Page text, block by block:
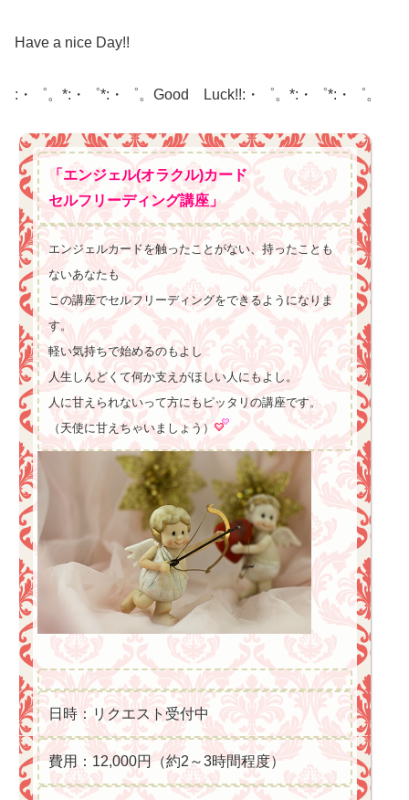
Have a nice Day!!
:・゜。*:・゜*:・゜。Good Luck!!:・゜。*:・゜*:・゜。
「エンジェル(オラクル)カード
セルフリーディング講座」
エンジェルカードを触ったことがない、持ったことも
ないあなたも
この講座でセルフリーディングをできるようになりま
す。
軽い気持ちで始めるのもよし
人生しんどくて何か支えがほしい人にもよし。
人に甘えられないって方にもピッタリの講座です。
（天使に甘えちゃいましょう）
日時：リクエスト受付中
費用：12,000円（約2～3時間程度）